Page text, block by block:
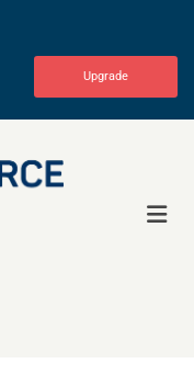
Upgrade